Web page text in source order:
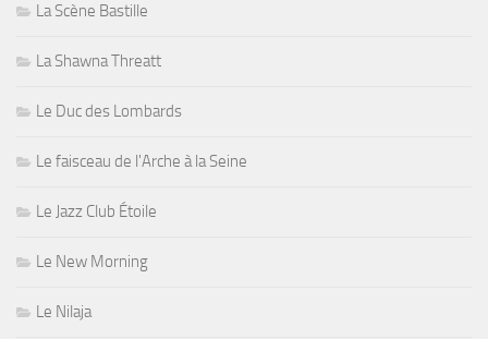
La Scène Bastille
La Shawna Threatt
Le Duc des Lombards
Le faisceau de l'Arche à la Seine
Le Jazz Club Étoile
Le New Morning
Le Nilaja